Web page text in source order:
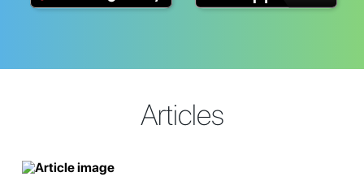
Articles